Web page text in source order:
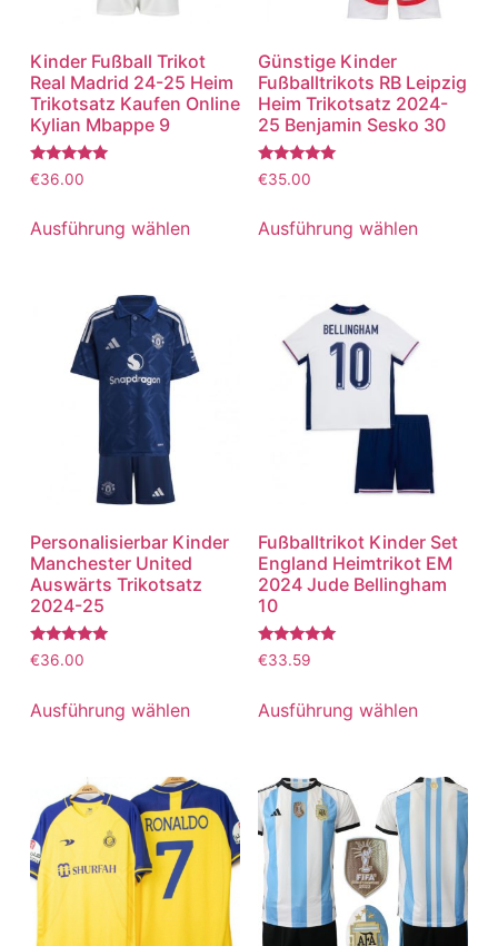
Kinder Fußball Trikot
Real Madrid 24-25 Heim
Trikotsatz Kaufen Online
Kylian Mbappe 9
Bewertet
mit
von 5
€36.00
Ausführung wählen
Günstige Kinder
Fußballtrikots RB Leipzig
Heim Trikotsatz 2024-
25 Benjamin Sesko 30
Bewertet
mit
von 5
€35.00
Ausführung wählen
Personalisierbar Kinder
Manchester United
Auswärts Trikotsatz
2024-25
Bewertet
mit
von 5
€36.00
Ausführung wählen
Fußballtrikot Kinder Set
England Heimtrikot EM
2024 Jude Bellingham
10
Bewertet
mit
von 5
€33.59
Ausführung wählen